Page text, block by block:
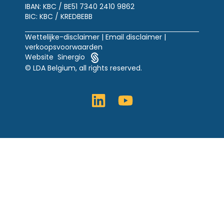
IBAN: KBC / BE51 7340 2410 9862
BIC: KBC / KREDBEBB
Wettelijke-disclaimer | Email disclaimer |
verkoopsvoorwaarden
Website Sinergio
© LDA Belgium, all rights reserved.